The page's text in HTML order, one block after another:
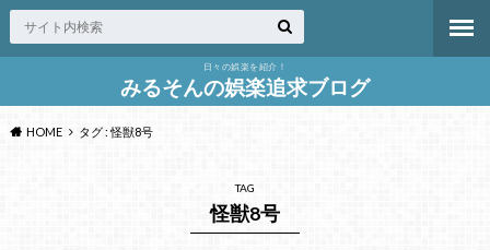
日々の娯楽を紹介！
みるそんの娯楽追求ブログ
HOME タグ : 怪獣8号
TAG
怪獣8号